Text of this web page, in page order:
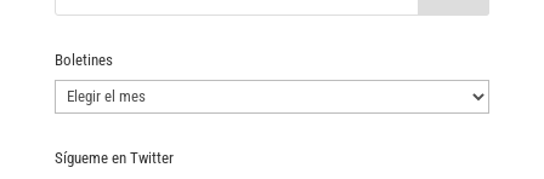
Boletines
Boletines
Sígueme en Twitter